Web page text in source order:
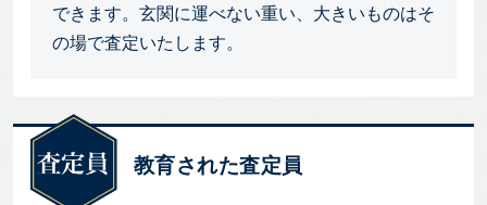
できます。玄関に運べない重い、大きいものはそ
の場で査定いたします。
教育された査定員